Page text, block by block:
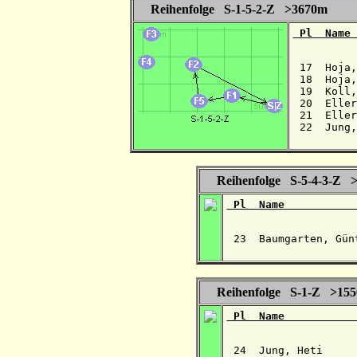
Reihenfolge S-1-5-2-Z >3670m
Pl
17
18
19  Koll,
20
21
22
Reihenfolge S-5-4-3-Z
Pl  Name
23  Baumgarten,
Reihenfolge S-1-Z
Pl  Name
24  Jung, Heti